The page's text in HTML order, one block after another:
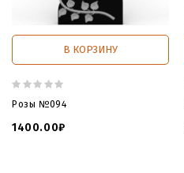
В КОРЗИНУ
Розы №094
1400.00₽